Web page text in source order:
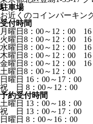
駐車場
お近くのコインパーキン
受付時間
月曜日8：00～12：00 16
火曜日8：00～12：00 16
水曜日8：00～12：00 16
木曜日8：00～12：00 16
金曜日8：00～12：00 16
土曜日8：00～12：00
日曜日 16：00～17：00
祝 日 8：00～12：00
予約受付時間
土曜日 13：00～18：00
祝 日 13：00～17：00
日曜日 8：00～16：00